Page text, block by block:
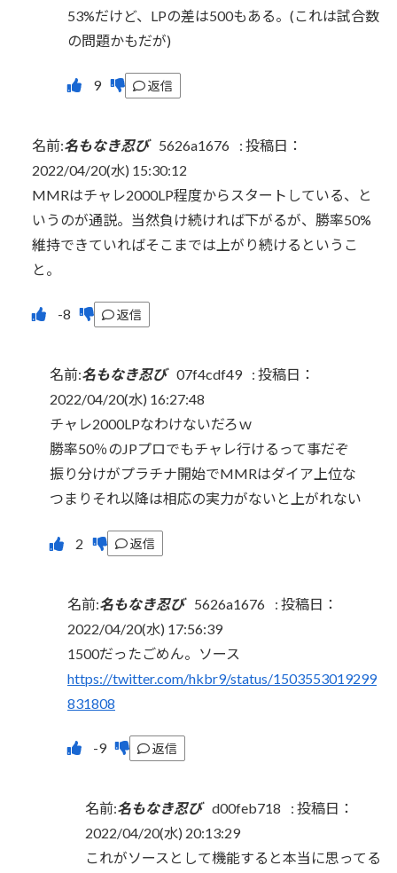
53%だけど、LPの差は500もある。(これは試合数
の問題かもだが)
返信
名前:名もなき忍び 5626a1676 : 投稿日：
2022/04/20(水) 15:30:12
MMRはチャレ2000LP程度からスタートしている、と
いうのが通説。当然負け続ければ下がるが、勝率50%
維持できていればそこまでは上がり続けるというこ
と。
返信
名前:名もなき忍び 07f4cdf49 : 投稿日：
2022/04/20(水) 16:27:48
チャレ2000LPなわけないだろｗ
勝率50％のJPプロでもチャレ行けるって事だぞ
振り分けがプラチナ開始でMMRはダイア上位な
つまりそれ以降は相応の実力がないと上がれない
返信
名前:名もなき忍び 5626a1676 : 投稿日：
2022/04/20(水) 17:56:39
1500だったごめん。ソース
https://twitter.com/hkbr9/status/1503553019299
831808
返信
名前:名もなき忍び d00feb718 : 投稿日：
2022/04/20(水) 20:13:29
これがソースとして機能すると本当に思ってる